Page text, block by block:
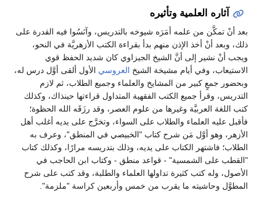
آثاره العلمية وتأثيره
بعد أنْ تمكَّن من علمه أمَرَه شيوخه بالتدريس، وآنَسُوا فيه القدرة على
ذلك، وبعد أنْ أخذ الإذن منهم بدأ بقراءة الكتب الأزهريَّة في النحو،
ويجب أنْ نشير إلى أنَّ الشيخ الجيزاوي كان شديد الحفظ قوي
الاستيعاب، وفي أيام مشيخة الشيخ العروسي الأول ألقى أوَّل درس له،
وبحضور جمعٍ كبير من المشايخ والعلماء وجميع الطلاب، ثم لازم
التدريس، وقرأ جميع الكتب الفقهية المتداول قراءتها حينذاك، وكذلك
كتب اللغة العربيَّة وغيرها من علوم العصر، وقد رزَقَه الله الحظوة؛
فأقبل عليه العلماء والطلاب على السواء، وتخرَّج على يديه أغلب أهل
الأزهر، وهو أوَّل مَن شرح كتاب "الخبيصي في المنطق"، وعرف به
الطلاب؛ فاشتهر الكتاب على يديه، وذلك بتدريسه مرارًا، وكذلك كتاب
"القطب على الشمسية" - قواعد منطق - وكتاب ابن الحاجب في
الأصول، وله كتب كثيرة تداولها العلماء والطلبة، وقد كتب على شرح
المطوَّل وحاشيته ما يقرب من خمس وأربعين كراسة "ملزمة".